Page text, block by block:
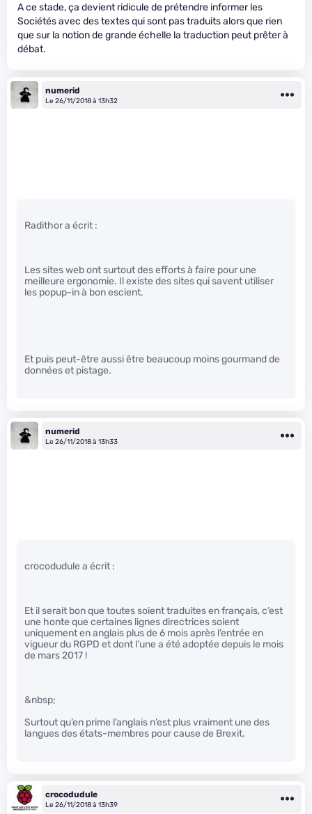
A ce stade, ça devient ridicule de prétendre informer les
Sociétés avec des textes qui sont pas traduits alors que rien
que sur la notion de grande échelle la traduction peut prêter à
débat.
numerid
Le 26/11/2018 à 13h32
Radithor a écrit :
Les sites web ont surtout des efforts à faire pour une
meilleure ergonomie. Il existe des sites qui savent utiliser
les popup-in à bon escient.
Et puis peut-être aussi être beaucoup moins gourmand de
données et pistage.
numerid
Le 26/11/2018 à 13h33
crocodudule a écrit :
Et il serait bon que toutes soient traduites en français, c’est
une honte que certaines lignes directrices soient
uniquement en anglais plus de 6 mois après l’entrée en
vigueur du RGPD et dont l’une a été adoptée depuis le mois
de mars 2017 !
&nbsp;
Surtout qu’en prime l’anglais n’est plus vraiment une des
langues des états-membres pour cause de Brexit.
crocodudule
Le 26/11/2018 à 13h39